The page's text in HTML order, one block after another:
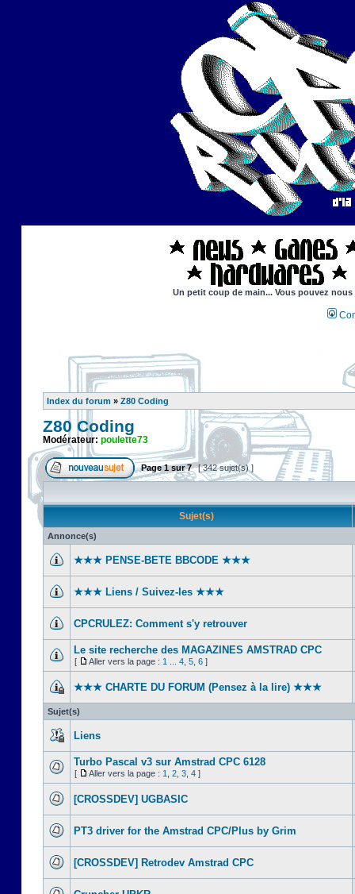
Un petit coup de main... Vous pouvez
Index du forum » Z80 Coding
Z80 Coding
Modérateur: poulette73
Page1sur7 [ 342 sujet(s) ]
Sujet(s)
Annonce(s)
★★★ PENSE-BETE BBCODE ★★★
★★★ Liens / Suivez-les ★★★
CPCRULEZ: Comment s'y retrouver‎
Le site recherche des MAGAZINES AMSTRAD CPC
[ Aller vers la page : 1 4 5 6 ]
★★★ CHARTE DU FORUM (Pensez à la lire) ★★★
Sujet(s)
Liens
Turbo Pascal v3 sur Amstrad CPC 6128
[ Aller vers la page : 1 2 3 4 ]
[CROSSDEV] UGBASIC
PT3 driver for the Amstrad CPC/Plus by Grim
[CROSSDEV] Retrodev Amstrad CPC